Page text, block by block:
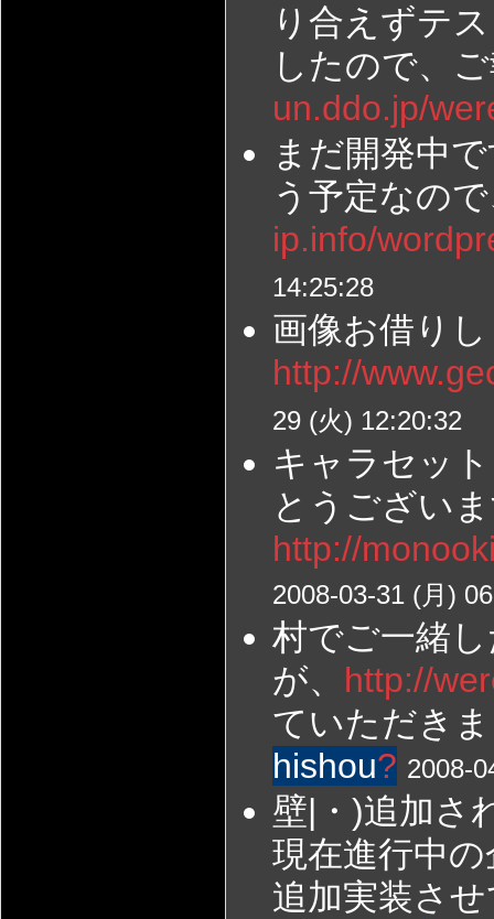
り合えずテ
したので、
un.ddo.jp/
まだ開発中
う予定なの
ip.info/
14:25:28
画像お借り
http://
29 (火) 12:20:32
キャラセッ
とうござい
http://
2008-03-31 (月)
村でご一緒
が、 http://
ていただき
hishou? 2008-
壁|・)追加さ
現在進行中
追加実装さ